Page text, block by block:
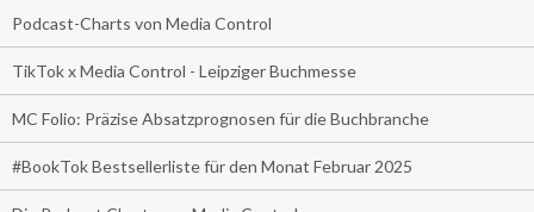
Podcast-Charts von Media Control
TikTok x Media Control - Leipziger Buchmesse
MC Folio: Präzise Absatzprognosen für die Buchbranche
#BookTok Bestsellerliste für den Monat Februar 2025